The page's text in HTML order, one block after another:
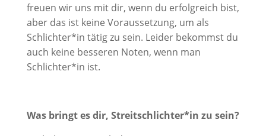
freuen wir uns mit dir, wenn du erfolgreich bist,
aber das ist keine Voraussetzung, um als
Schlichter*in tätig zu sein. Leider bekommst du
auch keine besseren Noten, wenn man
Schlichter*in ist.
Was bringt es dir, Streitschlichter*in zu sein?